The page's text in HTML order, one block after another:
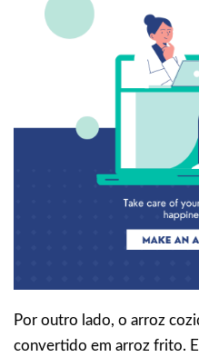
Por outro lado, o arroz
convertido em arroz frito.